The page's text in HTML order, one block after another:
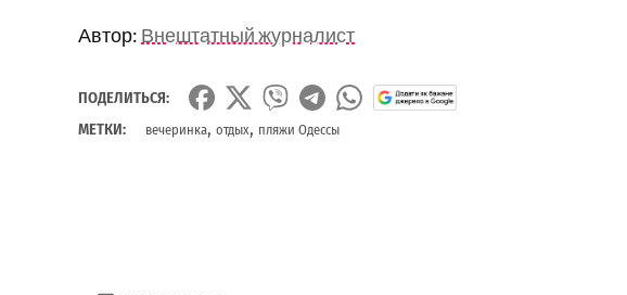
Автор: Внештатный журналист
ПОДЕЛИТЬСЯ:
МЕТКИ:
вечеринка, отдых, пляжи Одессы